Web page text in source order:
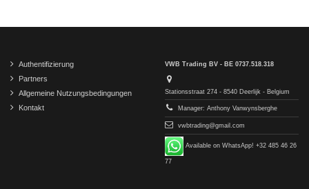
Authentifizierung
Partners
Allgemeine Nutzungsbedingungen
Kontakt
VWB Trading BV - BE 0737.518.318
Stationsstraat 274 - 8540 Deerlijk - Belgium
Manager: Anthony Vanwynsberghe
vwbtrading@gmail.com
Available on WhatsApp! +32 485 46 26
77